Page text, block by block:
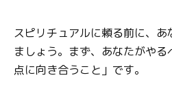
スピリチュアルに頼る前に、
ましょう。まず、あなたがや
点に向き合うこと」です。